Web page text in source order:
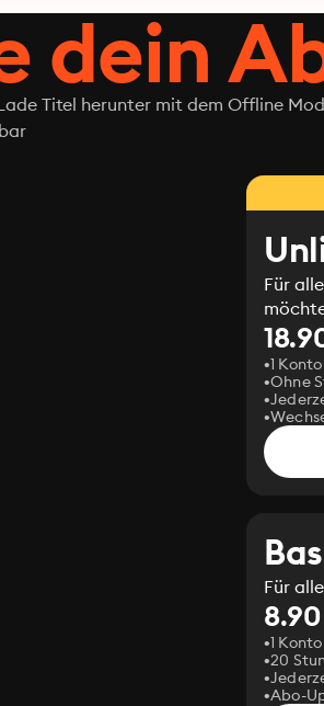
dein
Titel herunter mit dem Offline
Für
1 Konto
Ohne
Für
1 Konto
20
Abo-